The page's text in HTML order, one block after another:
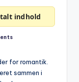
indhold
for romantik.
sammen i